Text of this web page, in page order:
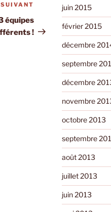
suivant
SUIVANT
équipes
!
juin 2015
février 2015
décembre
septembre
décembre
novembre
octobre 2013
septembre
août 2013
juillet 2013
juin 2013